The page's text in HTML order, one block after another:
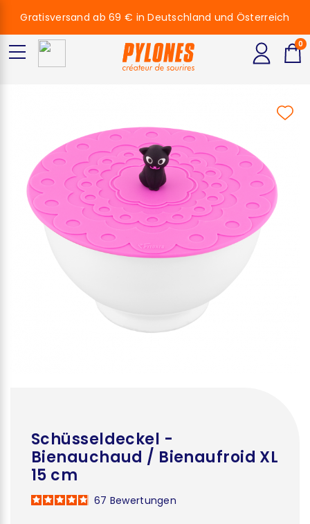
Schüsseldeckel -
Bienauchaud / Bienaufroid XL
15 cm
67 Bewertungen
Gratisversand ab 69 € in Deutschland und Österreich
0